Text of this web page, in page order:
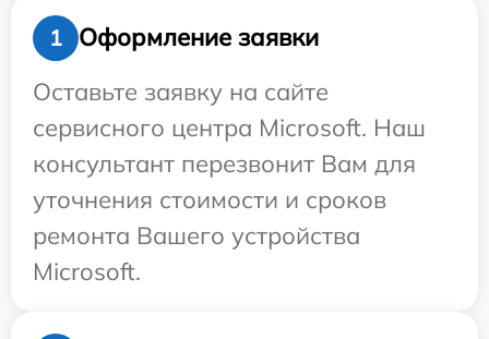
1
Оформление заявки
Оставьте заявку на сайте
сервисного центра Microsoft. Наш
консультант перезвонит Вам для
уточнения стоимости и сроков
ремонта Вашего устройства
Microsoft.